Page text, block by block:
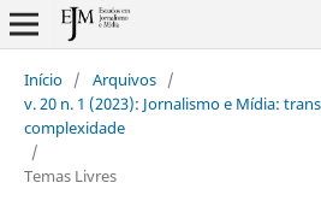
Início / Arquivos /
v. 20 n. 1 (2023): Jornalismo e Mídia:
complexidade
/
Temas Livres